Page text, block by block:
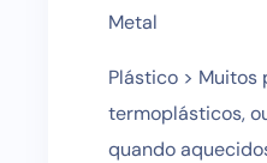
Metal
Plástico > Muitos
termoplásticos,
quando